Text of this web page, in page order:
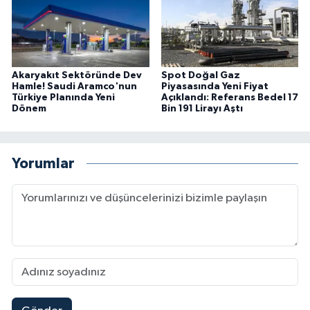
Akaryakıt Sektöründe Dev
Hamle! Saudi Aramco'nun
Türkiye Planında Yeni
Dönem
Spot Doğal Gaz
Piyasasında Yeni Fiyat
Açıklandı: Referans Bedel 17
Bin 191 Lirayı Aştı
Yorumlar